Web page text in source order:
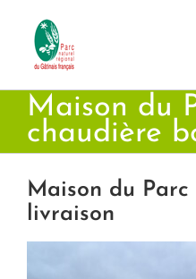
contenu
Maison du
chaudière
Maison du
livraison